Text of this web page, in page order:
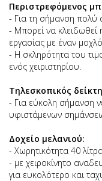
Περιστρεφόμενος
- Για τη σήμανση πολύ
- Μπορεί να κλειδωθεί
εργασίας με έναν
- Η σκληρότητα του
ενός χειριστηρίου.
Τηλεσκοπικός
- Για εύκολη σήμανση
υφιστάμενων
Δοχείο μελανιού:
- Χωρητικότητα 40
- με χειροκίνητο
για ευκολότερο και